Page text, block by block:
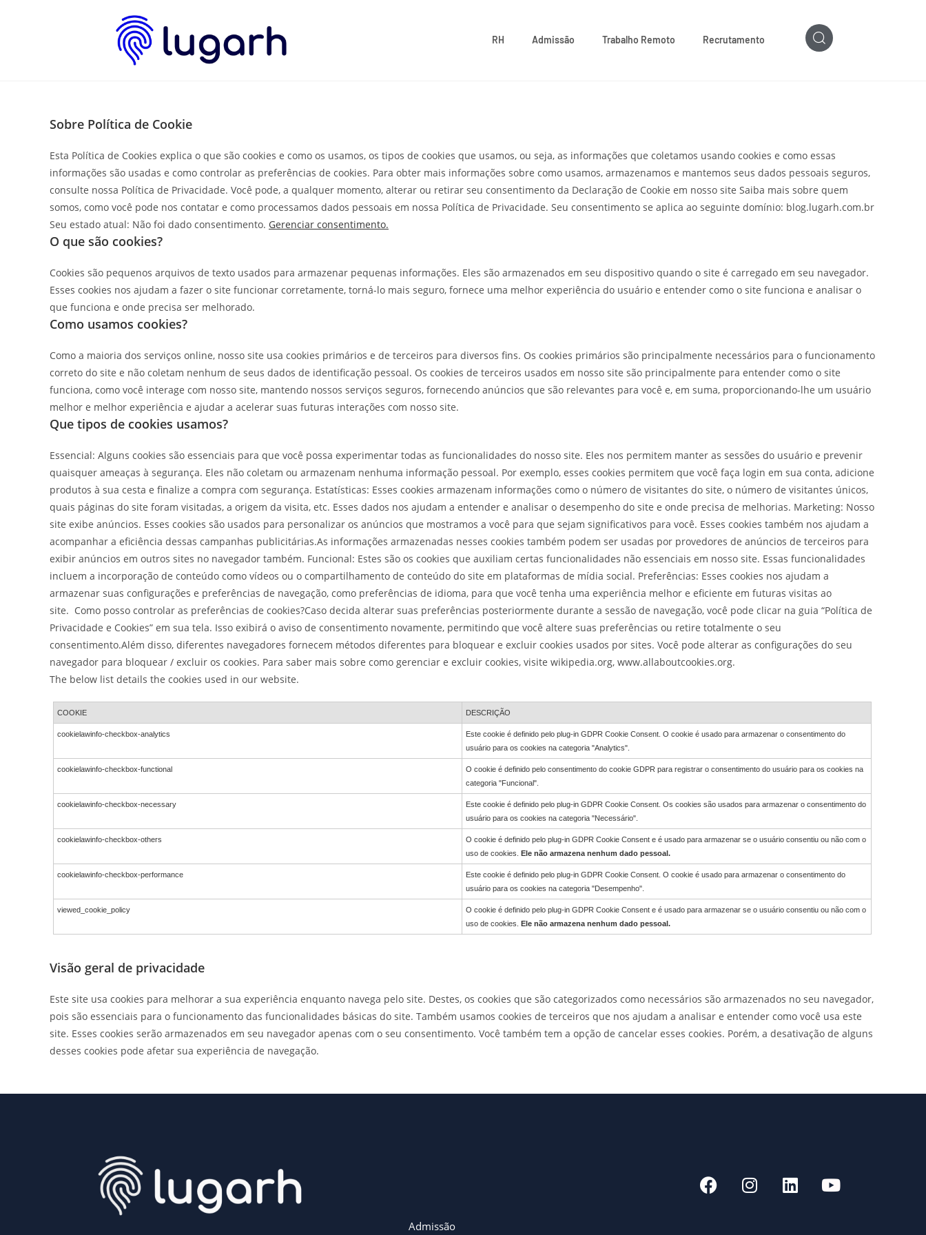
RH Admissão Trabalho Remoto Recrutamento
Sobre Política de Cookie
Esta Política de Cookies explica o que são cookies e como os usamos, os tipos de cookies que usamos, ou seja, as informações que coletamos usando cookies e como essas
informações são usadas e como controlar as preferências de cookies. Para obter mais informações sobre como usamos, armazenamos e mantemos seus dados pessoais seguros,
consulte nossa Política de Privacidade. Você pode, a qualquer momento, alterar ou retirar seu consentimento da Declaração de Cookie em nosso site Saiba mais sobre quem
somos, como você pode nos contatar e como processamos dados pessoais em nossa Política de Privacidade. Seu consentimento se aplica ao seguinte domínio: blog.lugarh.com.br
Seu estado atual: Não foi dado consentimento. Gerenciar consentimento.
O que são cookies?
Cookies são pequenos arquivos de texto usados para armazenar pequenas informações. Eles são armazenados em seu dispositivo quando o site é carregado em seu navegador.
Esses cookies nos ajudam a fazer o site funcionar corretamente, torná-lo mais seguro, fornece uma melhor experiência do usuário e entender como o site funciona e analisar o
que funciona e onde precisa ser melhorado.
Como usamos cookies?
Como a maioria dos serviços online, nosso site usa cookies primários e de terceiros para diversos fins. Os cookies primários são principalmente necessários para o funcionamento
correto do site e não coletam nenhum de seus dados de identificação pessoal. Os cookies de terceiros usados em nosso site são principalmente para entender como o site
funciona, como você interage com nosso site, mantendo nossos serviços seguros, fornecendo anúncios que são relevantes para você e, em suma, proporcionando-lhe um usuário
melhor e melhor experiência e ajudar a acelerar suas futuras interações com nosso site.
Que tipos de cookies usamos?
Essencial: Alguns cookies são essenciais para que você possa experimentar todas as funcionalidades do nosso site. Eles nos permitem manter as sessões do usuário e prevenir
quaisquer ameaças à segurança. Eles não coletam ou armazenam nenhuma informação pessoal. Por exemplo, esses cookies permitem que você faça login em sua conta, adicione
produtos à sua cesta e finalize a compra com segurança. Estatísticas: Esses cookies armazenam informações como o número de visitantes do site, o número de visitantes únicos,
quais páginas do site foram visitadas, a origem da visita, etc. Esses dados nos ajudam a entender e analisar o desempenho do site e onde precisa de melhorias. Marketing: Nosso
site exibe anúncios. Esses cookies são usados ​​para personalizar os anúncios que mostramos a você para que sejam significativos para você. Esses cookies também nos ajudam a
acompanhar a eficiência dessas campanhas publicitárias.As informações armazenadas nesses cookies também podem ser usadas por provedores de anúncios de terceiros para
exibir anúncios em outros sites no navegador também. Funcional: Estes são os cookies que auxiliam certas funcionalidades não essenciais em nosso site. Essas funcionalidades
incluem a incorporação de conteúdo como vídeos ou o compartilhamento de conteúdo do site em plataformas de mídia social. Preferências: Esses cookies nos ajudam a
armazenar suas configurações e preferências de navegação, como preferências de idioma, para que você tenha uma experiência melhor e eficiente em futuras visitas ao
site. Como posso controlar as preferências de cookies?Caso decida alterar suas preferências posteriormente durante a sessão de navegação, você pode clicar na guia “Política de
Privacidade e Cookies” em sua tela. Isso exibirá o aviso de consentimento novamente, permitindo que você altere suas preferências ou retire totalmente o seu
consentimento.Além disso, diferentes navegadores fornecem métodos diferentes para bloquear e excluir cookies usados por sites. Você pode alterar as configurações do seu
navegador para bloquear / excluir os cookies. Para saber mais sobre como gerenciar e excluir cookies, visite wikipedia.org, www.allaboutcookies.org.
The below list details the cookies used in our website.
COOKIE DESCRIÇÃO
cookielawinfo-checkbox-analytics
Este cookie é definido pelo plug-in GDPR Cookie Consent. O cookie é usado para armazenar o consentimento do
usuário para os cookies na categoria "Analytics".
cookielawinfo-checkbox-functional
O cookie é definido pelo consentimento do cookie GDPR para registrar o consentimento do usuário para os cookies na
categoria "Funcional".
cookielawinfo-checkbox-necessary
Este cookie é definido pelo plug-in GDPR Cookie Consent. Os cookies são usados para armazenar o consentimento do
usuário para os cookies na categoria "Necessário".
cookielawinfo-checkbox-others
O cookie é definido pelo plug-in GDPR Cookie Consent e é usado para armazenar se o usuário consentiu ou não com o
uso de cookies. Ele não armazena nenhum dado pessoal.
cookielawinfo-checkbox-performance
Este cookie é definido pelo plug-in GDPR Cookie Consent. O cookie é usado para armazenar o consentimento do
usuário para os cookies na categoria "Desempenho".
viewed_cookie_policy
O cookie é definido pelo plug-in GDPR Cookie Consent e é usado para armazenar se o usuário consentiu ou não com o
uso de cookies. Ele não armazena nenhum dado pessoal.
Visão geral de privacidade
Este site usa cookies para melhorar a sua experiência enquanto navega pelo site. Destes, os cookies que são categorizados como necessários são armazenados no seu navegador,
pois são essenciais para o funcionamento das funcionalidades básicas do site. Também usamos cookies de terceiros que nos ajudam a analisar e entender como você usa este
site. Esses cookies serão armazenados em seu navegador apenas com o seu consentimento. Você também tem a opção de cancelar esses cookies. Porém, a desativação de alguns
desses cookies pode afetar sua experiência de navegação.
Admissão